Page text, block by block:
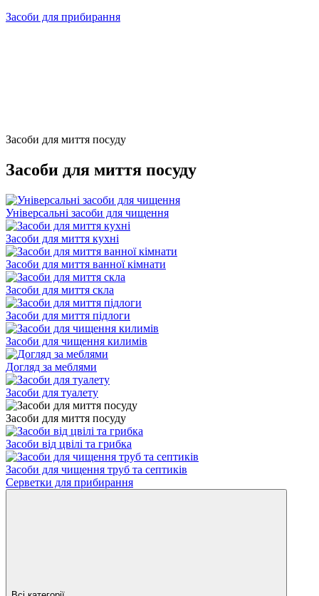
Засоби для прибирання
Засоби для миття посуду
Засоби для миття посуду
Універсальні засоби для чищення
Засоби для миття кухні
Засоби для миття ванної кімнати
Засоби для миття скла
Засоби для миття підлоги
Засоби для чищення килимів
Догляд за меблями
Засоби для туалету
Засоби для миття посуду
Засоби від цвілі та грибка
Засоби для чищення труб та септиків
Серветки для прибирання